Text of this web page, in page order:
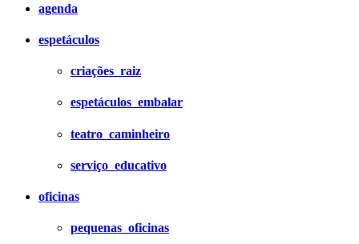
agenda
espetáculos
criações_raiz
espetáculos_embalar
teatro_caminheiro
serviço_educativo
oficinas
pequenas_oficinas